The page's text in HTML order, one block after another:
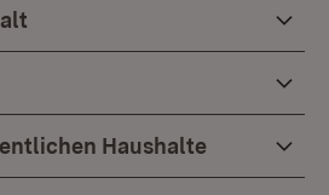
Haushalte